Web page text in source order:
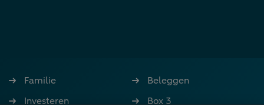
Familie
Investeren
Beleggen
Box 3